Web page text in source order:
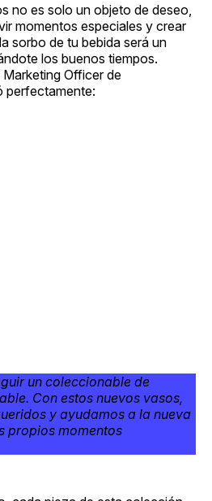
no es solo un objeto de deseo,
momentos especiales y crear
sorbo de tu bebida será un
los buenos tiempos.
Marketing Officer de
perfectamente:
un coleccionable de
Con estos nuevos vasos,
y ayudamos a la nueva
propios momentos